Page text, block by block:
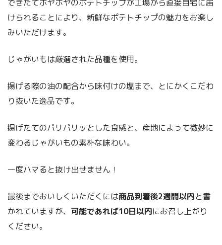
できたてホヤホヤのポテトチップが工場から直接自宅に届
けられることにより、新鮮なポテトチップの魅力をお楽し
みいただけます。
じゃがいもは厳選された品種を使用。
揚げる際の油の配合から味付けの塩まで、とにかくこだわ
り抜いた逸品です。
揚げたてのパリパリッとした食感と、産地によって微妙に
変わるじゃがいもの素朴な味わい。
一度ハマると抜け出せません！
最後までおいしくいただくには商品到着後2週間以内と書
かれていますが、 可能であれば10日以内にお召し上がり
ください。